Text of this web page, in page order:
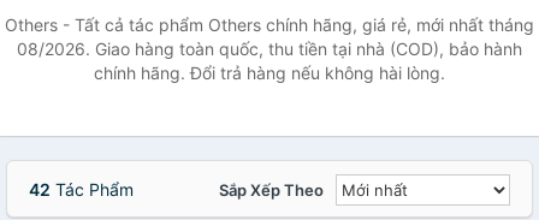
Others - Tất cả tác phẩm Others chính hãng, giá rẻ, mới nhất tháng
08/2026. Giao hàng toàn quốc, thu tiền tại nhà (COD), bảo hành
chính hãng. Đổi trả hàng nếu không hài lòng.
42 Tác Phẩm Sắp Xếp Theo